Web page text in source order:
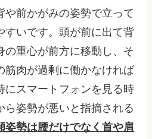
や前かがみの姿勢で立って
すいです。頭が前に出て背
の重心が前方に移動し、そ
筋肉が過剰に働かなければ
にスマートフォンを見る時
ら姿勢が悪いと指摘される
姿勢は腰だけでなく首や肩